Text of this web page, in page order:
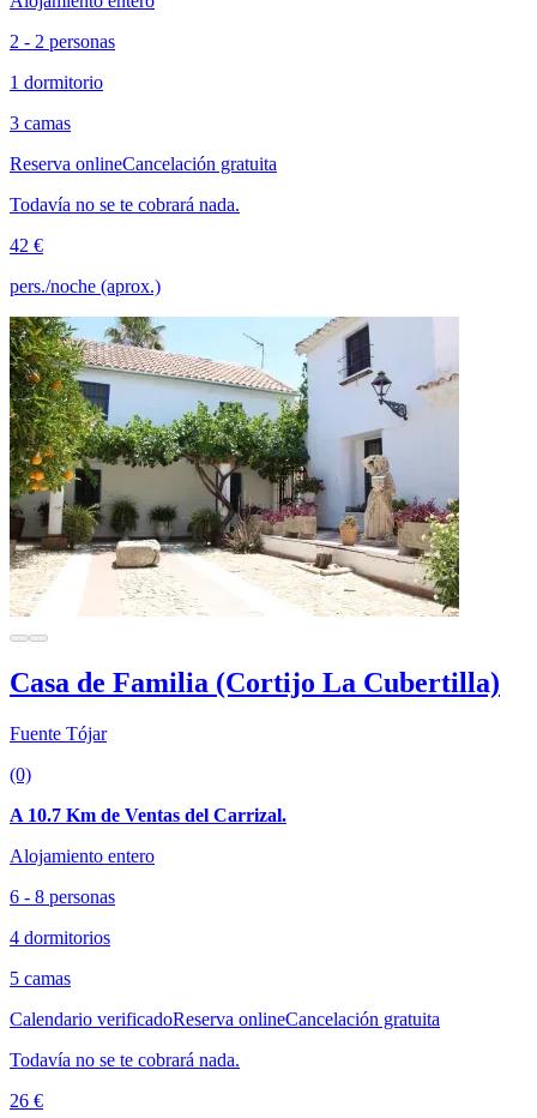
2 - 2 personas
1 dormitorio
3 camas
Reserva onlineCancelación gratuita
Todavía no se te cobrará nada.
42 €
pers./noche (aprox.)
Casa de Familia (Cortijo La Cubertilla)
Fuente Tójar
(0)
A 10.7 Km de Ventas del Carrizal.
Alojamiento entero
6 - 8 personas
4 dormitorios
5 camas
Calendario verificadoReserva onlineCancelación gratuita
Todavía no se te cobrará nada.
26 €